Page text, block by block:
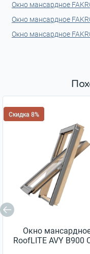
Окно мансардное
Окно мансардное
Окно мансардное
Скидка 8%
Окно
RoofLITE AVY B900